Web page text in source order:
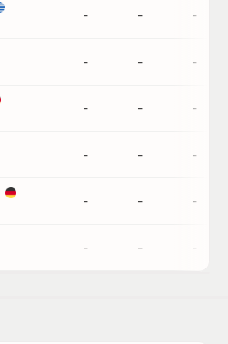
- - -
- - -
- - -
- - -
- - -
- - -